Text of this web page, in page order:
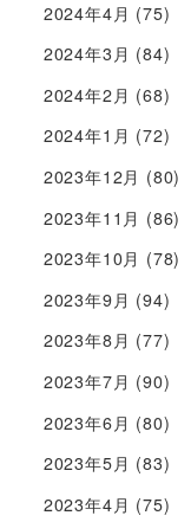
2024年4月 (75)
2024年3月 (84)
2024年2月 (68)
2024年1月 (72)
2023年12月 (80)
2023年11月 (86)
2023年10月 (78)
2023年9月 (94)
2023年8月 (77)
2023年7月 (90)
2023年6月 (80)
2023年5月 (83)
2023年4月 (75)